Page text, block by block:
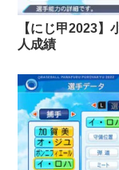
【にじ甲2023】
人成績